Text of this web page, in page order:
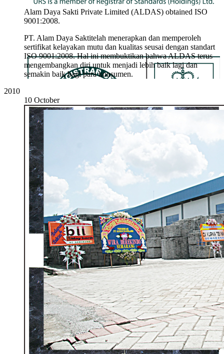
Alam Daya Sakti Private Limited (ALDAS) obtained ISO
9001:2008.
PT. Alam Daya Saktitelah menerapkan dan memperoleh
sertifikat kelayakan mutu dan kualitas seusai dengan standart
ISO 9001:2008. Hal ini membuktikan bahwa ALDAS terus
mengembangkan diri untuk menjadi lebih baik lagi dan
semakin baik bagi para konsumen.
2010
10 October